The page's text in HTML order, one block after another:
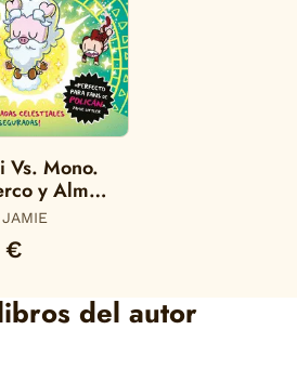
Vs. Mono.
y Alma.
Mono)
€
del autor